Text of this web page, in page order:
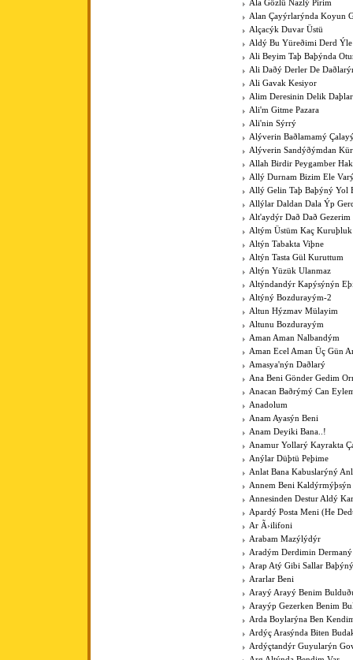
Ala Gözlü Nazlý Pirim
Alan Çayýrlarýnda Koyun
Alçacýk Duvar Üstü
Aldý Bu Yüreðimi Derd
Ali Beyim Taþ Baþýnda
Ali Daðý Derler De
Ali Gavak Kesiyor
Alim Deresinin Delik
Ali'm Gitme Pazara
Ali'nin Sýrrý
Alýverin Baðlamamý
Alýverin Sandýðýmdan
Allah Birdir Peygamber Hak
Allý Durnam Bizim Ele
Allý Gelin Taþ Baþýný Yol
Allýlar Daldan Dala Ýp
Alt'aydýr Dað Dað Gezerim
Altým Üstüm Kaç Kuruþluk
Altýn Tabakta Viþne
Altýn Tasta Gül Kuruttum
Altýn Yüzük Ulanmaz
Altýndandýr Kapýsýnýn
Altýný Bozdurayým-2
Altun Hýzmav Mülayim
Altunu Bozdurayým
Aman Aman Nalbandým
Aman Ecel Aman Üç Gün
Amasya'nýn Daðlarý
Ana Beni Gönder Gedim
Anacan Baðrýmý Can
Anadolum
Anam Ayasýn Beni
Anam Deyiki Bana..!
Anamur Yollarý Kayrakta
Anýlar Düþtü Peþime
Anlat Bana Kabuslarýný
Annem Beni
Annesinden Destur Aldý
Apardý Posta Meni (He
Ar Ã›ilifoni
Arabam Mazýlýdýr
Aradým Derdimin
Arap Atý Gibi Sallar Baþýný
Ararlar Beni
Arayý Arayý Benim
Arayýp Gezerken Benim
Arda Boylarýna Ben
Ardýç Arasýnda Biten
Ardýçtandýr Guyularýn